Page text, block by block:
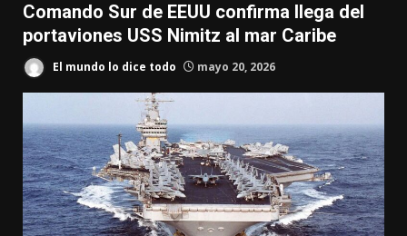
Comando Sur de EEUU confirma llega del
portaviones USS Nimitz al mar Caribe
El mundo lo dice todo mayo 20, 2026